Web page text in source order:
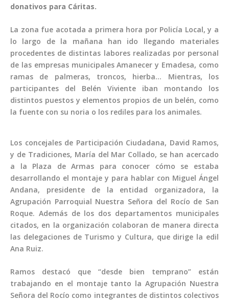
donativos para Cáritas.
La zona fue acotada a primera hora por Policía Local, y a
lo largo de la mañana han ido llegando materiales
procedentes de distintas labores realizadas por personal
de las empresas municipales Amanecer y Emadesa, como
ramas de palmeras, troncos, hierba… Mientras, los
participantes del Belén Viviente iban montando los
distintos puestos y elementos propios de un belén, como
la fuente con su noria o los rediles para los animales.
Los concejales de Participación Ciudadana, David Ramos,
y de Tradiciones, María del Mar Collado, se han acercado
a la Plaza de Armas para conocer cómo se estaba
desarrollando el montaje y para hablar con Miguel Ángel
Andana, presidente de la entidad organizadora, la
Agrupación Parroquial Nuestra Señora del Rocío de San
Roque. Además de los dos departamentos municipales
citados, en la organización colaboran de manera directa
las delegaciones de Turismo y Cultura, que dirige la edil
Ana Ruiz.
Ramos destacó que “desde bien temprano” están
trabajando en el montaje tanto la Agrupación Nuestra
Señora del Rocío como integrantes de distintos colectivos